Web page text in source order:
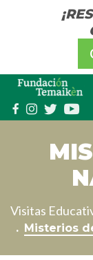
Visitas
Misterios